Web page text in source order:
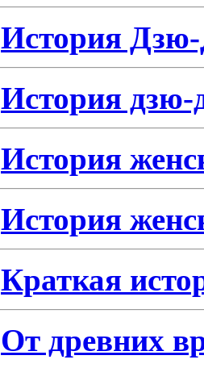
История
История дзю-
История
История
Краткая
От древних